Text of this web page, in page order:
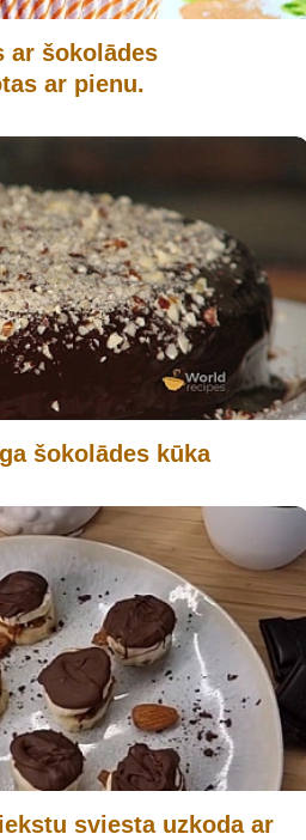
ar šokolādes
ar pienu.
šokolādes kūka
sviesta uzkoda ar